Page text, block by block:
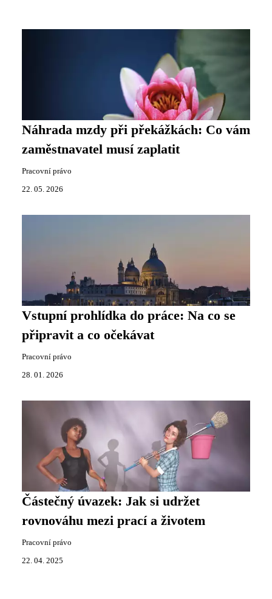
Náhrada mzdy při překážkách: Co vám
zaměstnavatel musí zaplatit
Pracovní právo
22. 05. 2026
Vstupní prohlídka do práce: Na co se
připravit a co očekávat
Pracovní právo
28. 01. 2026
Částečný úvazek: Jak si udržet
rovnováhu mezi prací a životem
Pracovní právo
22. 04. 2025